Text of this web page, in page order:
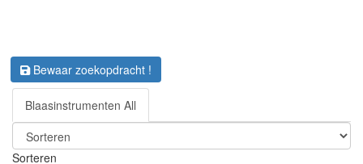
Bewaar zoekopdracht !
Blaasinstrumenten All
Sorteren